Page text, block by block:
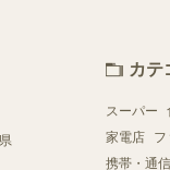
カテ
スーパー
家電店
フ
携帯・通